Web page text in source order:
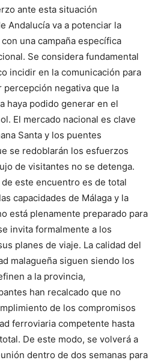
ante esta situación
Andalucía va a potenciar la
una campaña específica
Se considera fundamental
incidir en la comunicación para
negativa que la
haya podido generar en el
El mercado nacional es clave
Santa y los puentes
se redoblarán los esfuerzos
de visitantes no se detenga.
este encuentro es de total
capacidades de Málaga y la
está plenamente preparado para
invita formalmente a los
planes de viaje. La calidad del
malagueña siguen siendo los
a la provincia,
han recalcado que no
de los compromisos
ferroviaria competente hasta
De este modo, se volverá a
dentro de dos semanas para